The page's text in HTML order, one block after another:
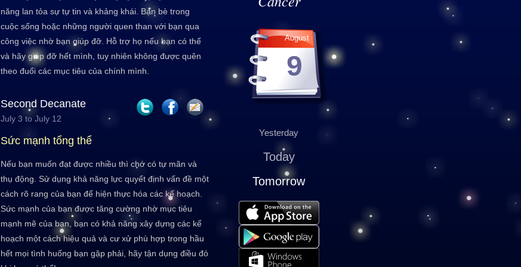
August
9
Yesterday
Today
Tomorrow
năng lan tỏa sự tự tin và khảng khái. Bạn bè trong
cuộc sống hoặc những người quen than với bạn qua
công việc nhờ bạn giúp đỡ. Hỗ trợ họ nếu bạn có thể
và hãy giúp đỡ hết mình, tuy nhiên không được quên
theo đuổi các mục tiêu của chính mình.
Second Decanate
July 3 to July 12
Sức mạnh tổng thể
Nếu bạn muốn đạt được nhiều thì chớ có tự mãn và
thụ động. Sử dụng khả năng lực quyết định vấn đề một
cách rõ rang của bạn để hiện thực hóa các kế hoạch.
Sức mạnh của bạn được tăng cường nhờ mục tiêu
mạnh mẽ của bạn, bạn có khả năng xây dựng các kế
hoạch một cách hiệu quả và cư xử phù hợp trong hầu
hết mọi tình huống bạn gặp phải, hãy tận dụng điều đó